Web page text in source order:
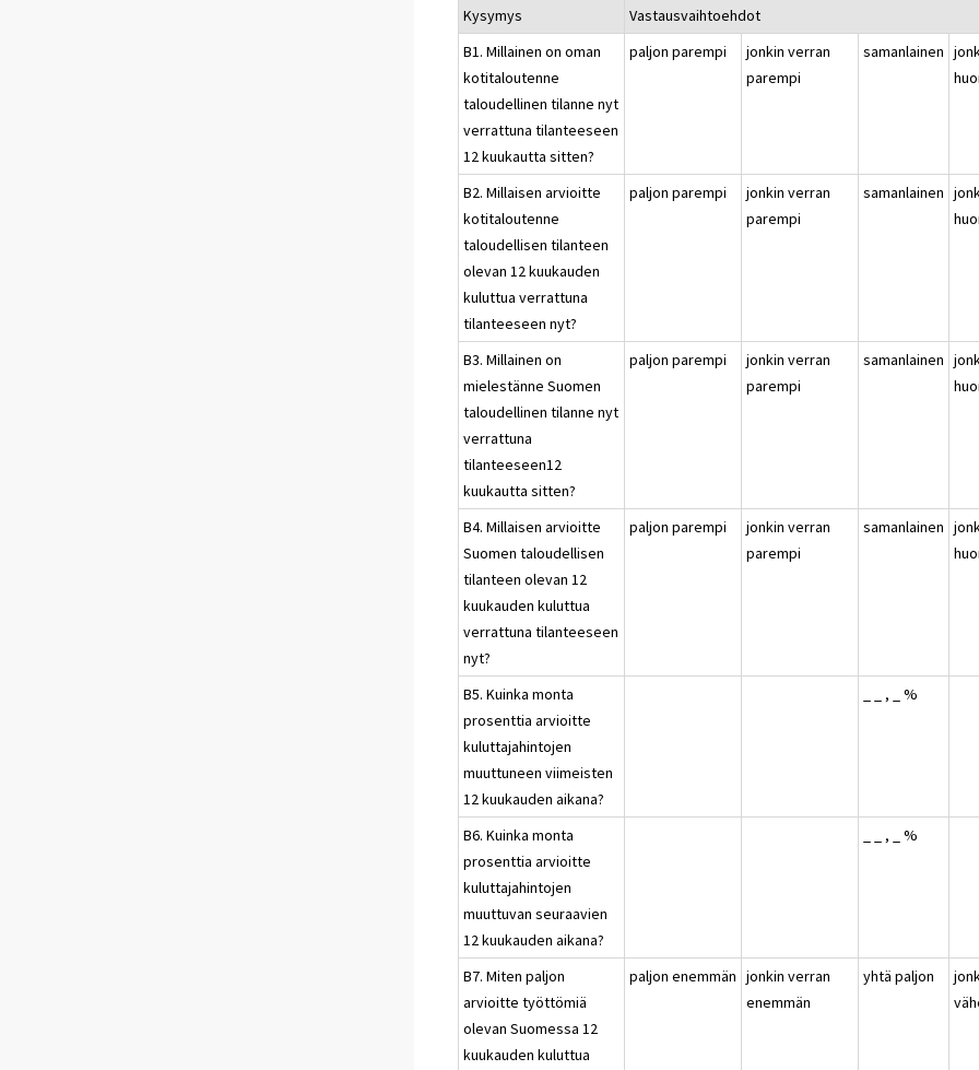
Kysymys
Vastausvaihtoehdot
B1. Millainen on oman
kotitaloutenne
taloudellinen tilanne nyt
verrattuna tilanteeseen
12 kuukautta sitten?
paljon parempi
jonkin verran
parempi
samanlainen
B2. Millaisen arvioitte
kotitaloutenne
taloudellisen tilanteen
olevan 12 kuukauden
kuluttua verrattuna
tilanteeseen nyt?
paljon parempi
jonkin verran
parempi
samanlainen
B3. Millainen on
mielestänne Suomen
taloudellinen tilanne nyt
verrattuna
tilanteeseen12
kuukautta sitten?
paljon parempi
jonkin verran
parempi
samanlainen
B4. Millaisen arvioitte
Suomen taloudellisen
tilanteen olevan 12
kuukauden kuluttua
verrattuna tilanteeseen
nyt?
paljon parempi
jonkin verran
parempi
samanlainen
B5. Kuinka monta
prosenttia arvioitte
kuluttajahintojen
muuttuneen viimeisten
12 kuukauden aikana?
_ _ , _ %
B6. Kuinka monta
prosenttia arvioitte
kuluttajahintojen
muuttuvan seuraavien
12 kuukauden aikana?
_ _ , _ %
B7. Miten paljon
arvioitte työttömiä
olevan Suomessa 12
kuukauden kuluttua
paljon enemmän jonkin verran
enemmän
yhtä paljon